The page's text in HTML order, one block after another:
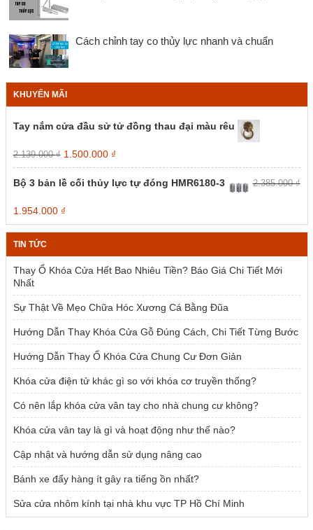
Cách chỉnh tay co thủy lực nhanh và chuẩn
KHUYẾN MÃI
Tay nắm cửa đầu sử tử đồng thau đại màu rêu
2.139.000₫ Giá
gốc
là:
2.139.000 ₫.
1.500.000 ₫Giá
hiện
là:
Bộ 3 bản lề cối thủy lực tự đóng HMR6180-3 2.385.000₫
Giá
gốc
là:
2.385.000 ₫.
1.954.000 ₫Giá
hiện
tại
1.954.000 ₫.
TIN TỨC
Thay Ổ Khóa Cửa Hết Bao Nhiêu Tiền? Báo Giá Chi Tiết Mới
Nhất
Sự Thật Về Mẹo Chữa Hóc Xương Cá Bằng Đũa
Hướng Dẫn Thay Khóa Cửa Gỗ Đúng Cách, Chi Tiết Từng Bước
Hướng Dẫn Thay Ổ Khóa Cửa Chung Cư Đơn Giản
Khóa cửa điện tử khác gì so với khóa cơ truyền thống?
Có nên lắp khóa cửa vân tay cho nhà chung cư không?
Khóa cửa vân tay là gì và hoạt động như thế nào?
Cập nhật và hướng dẫn sử dụng nâng cao
Bánh xe đẩy hàng ít gây ra tiếng ồn nhất?
Sửa cửa nhôm kính tại nhà khu vực TP Hồ Chí Minh